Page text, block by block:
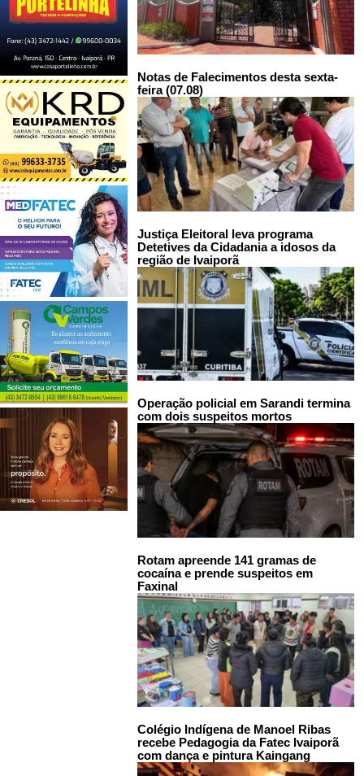
Notas de Falecimentos desta sexta-
feira (07.08)
Justiça Eleitoral leva programa
Detetives da Cidadania a idosos da
região de Ivaiporã
Operação policial em Sarandi termina
com dois suspeitos mortos
Rotam apreende 141 gramas de
cocaína e prende suspeitos em
Faxinal
Colégio Indígena de Manoel Ribas
recebe Pedagogia da Fatec Ivaiporã
com dança e pintura Kaingang